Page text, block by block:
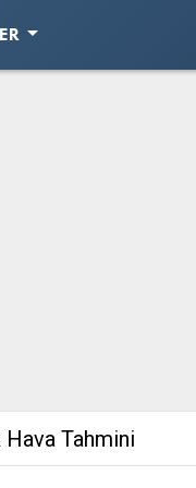
arrow_drop_down
Tahmini